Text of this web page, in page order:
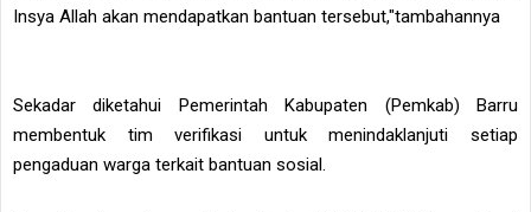
Insya Allah akan mendapatkan bantuan tersebut,"tambahannya
Sekadar diketahui Pemerintah Kabupaten (Pemkab) Barru
membentuk tim verifikasi untuk menindaklanjuti setiap
pengaduan warga terkait bantuan sosial.